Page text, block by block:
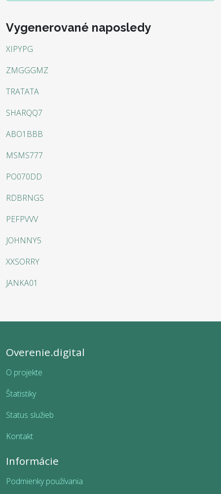
Vygenerované naposledy
XIPYPG
ZMGGGMZ
TRATATA
SHARQQ7
ABO1BBB
MSMS777
PO070DD
RDBRNGS
PEFPVVV
JOHNNY5
XXSORRY
JANKA01
Overenie.digital
O projekte
Štatistiky
Status služieb
Kontakt
Informácie
Podmienky používania